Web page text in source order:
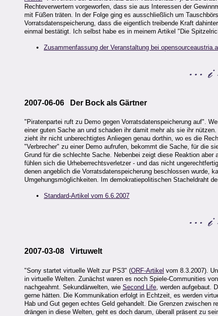
Rechteverwertern vorgeworfen, dass sie aus Interessen der
mit Füßen träten. In der Folge ging es ausschließlich um
Vorratsdatenspeicherung, dass die eigentlich treibende Kraft
einmal bestätigt. Ich selbst habe es in meinem Artikel "Die
Zusammenfassung der Veranstaltung bei
2007-06-06 Der Bock als Gärtner
"Piratenpartei ruft zu Demo gegen Vorratsdatenspeicherung auf".
einer guten Sache an und schaden ihr damit mehr als sie ihr
zieht ihr nicht unberechtigtes Anliegen genau dorthin, wo es die
"Verbrecher" zu einer Demo aufrufen, bekommt die Sache, für die
Grund für die schlechte Sache. Nebenbei zeigt diese Reaktion
fühlen sich die Urheberrechtsverletzer - und das nicht
denen angeblich die Vorratsdatenspeicherung beschlossen wurde,
Umgehungsmöglichkeiten. Im demokratiepolitischen Stacheldraht
Standard-Artikel vom 6.6.2007
2007-03-08 Virtuwelt
"Sony startet virtuelle Welt zur PS3" (ORF-Artikel vom 8.3.2007).
in virtuelle Welten. Zunächst waren es noch Spiele-Communities
nachgeahmt. Sekundärwelten, wie Second Life , werden aufgebaut.
gerne hätten. Die Kommunikation erfolgt in Echtzeit, es werden
Hab und Gut gegen echtes Geld gehandelt. Die Grenzen zwischen
drängen in diese Welten, geht es doch darum, überall präsent zu